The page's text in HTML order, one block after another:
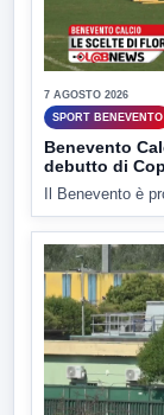
7 AGOSTO 2026
SPORT BENEVENTO
Benevento
debutto di
Il Benevento è